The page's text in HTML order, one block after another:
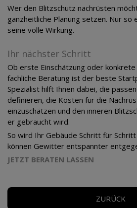
ZURÜCK
Wer den Blitzschutz nachrüsten
ganzheitliche Planung setzen. Nur
seine volle Wirkung.
Ihr nächster Schritt
Ob erste Einschätzung oder
fachliche Beratung ist der beste
Spezialist hilft Ihnen dabei, die
definieren, die Kosten für die
einzuschätzen und den inneren
er gebraucht wird.
So wird Ihr Gebäude Schritt für
können Gewitter entspannter
JETZT BERATEN LASSEN